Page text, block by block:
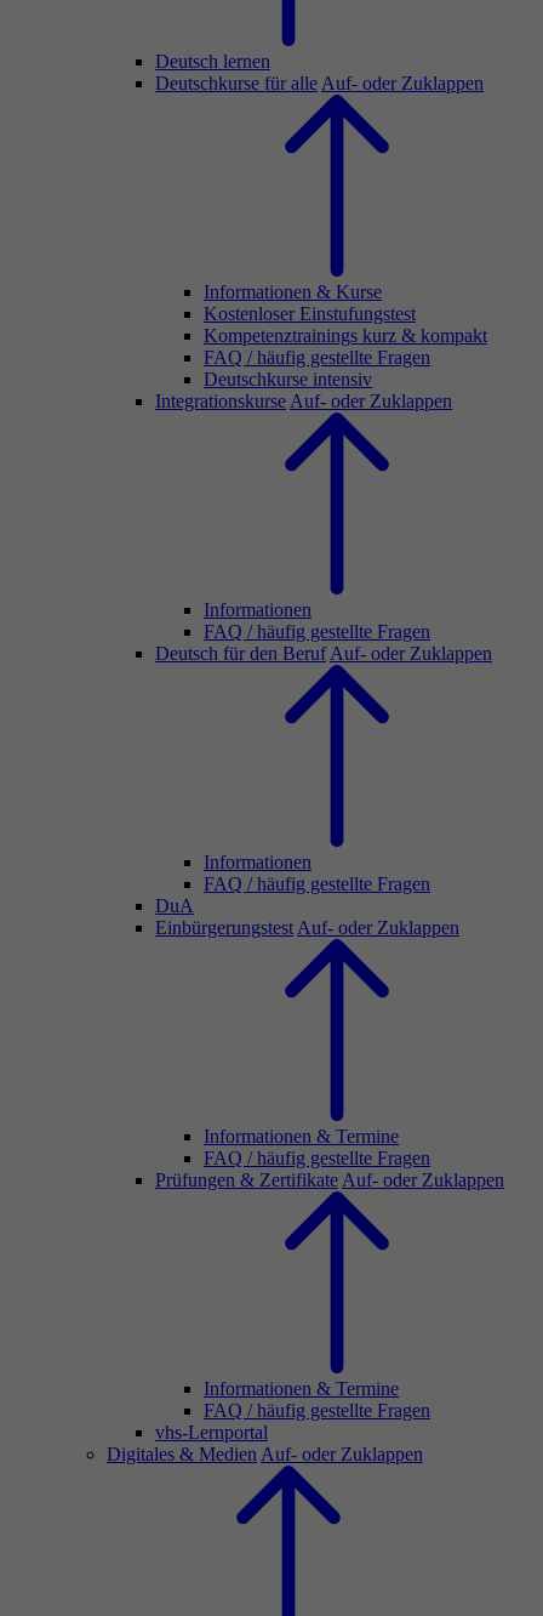
Deutsch lernen
Deutschkurse für alle Auf- oder Zuklappen
Informationen & Kurse
Kostenloser Einstufungstest
Kompetenztrainings kurz & kompakt
FAQ / häufig gestellte Fragen
Deutschkurse intensiv
Integrationskurse Auf- oder Zuklappen
Informationen
FAQ / häufig gestellte Fragen
Deutsch für den Beruf Auf- oder Zuklappen
Informationen
FAQ / häufig gestellte Fragen
DuA
Einbürgerungstest Auf- oder Zuklappen
Informationen & Termine
FAQ / häufig gestellte Fragen
Prüfungen & Zertifikate Auf- oder Zuklappen
Informationen & Termine
FAQ / häufig gestellte Fragen
vhs-Lernportal
Digitales & Medien Auf- oder Zuklappen